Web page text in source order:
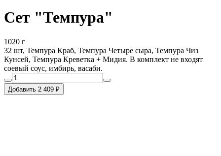
Сет "Темпура"
1020 г
32 шт, Темпура Краб, Темпура Четыре сыра, Темпура Чиз
Кунсей, Темпура Креветка + Мидия. В комплект не входят
соевый соус, имбирь, васаби.
Добавить 2 409 ₽